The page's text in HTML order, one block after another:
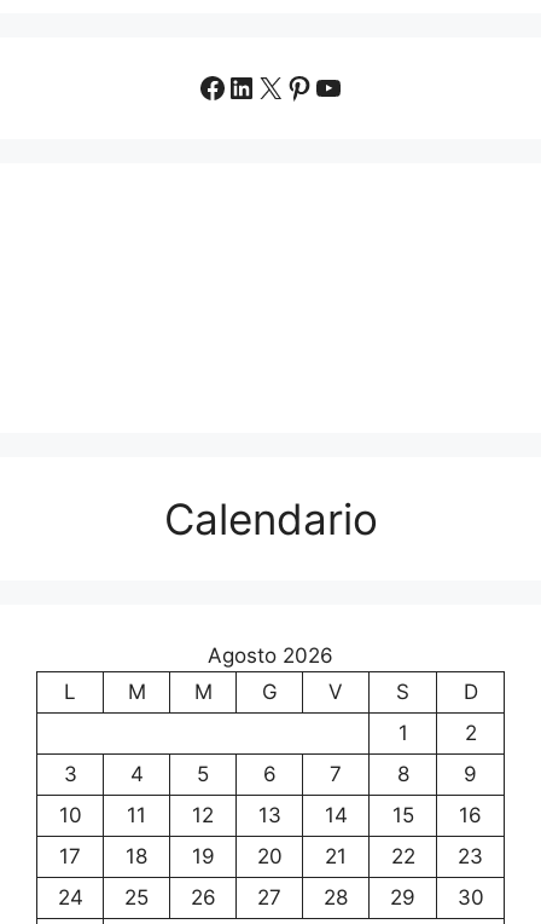
Facebook
LinkedIn
X Pinterest
YouTube
Calendario
Agosto 2026
L
M M G V S
D
1
2
3
4 5 6 7 8
9
10
11 12 13 14 15
16
17
18 19 20 21 22
23
24
25 26 27 28 29
30